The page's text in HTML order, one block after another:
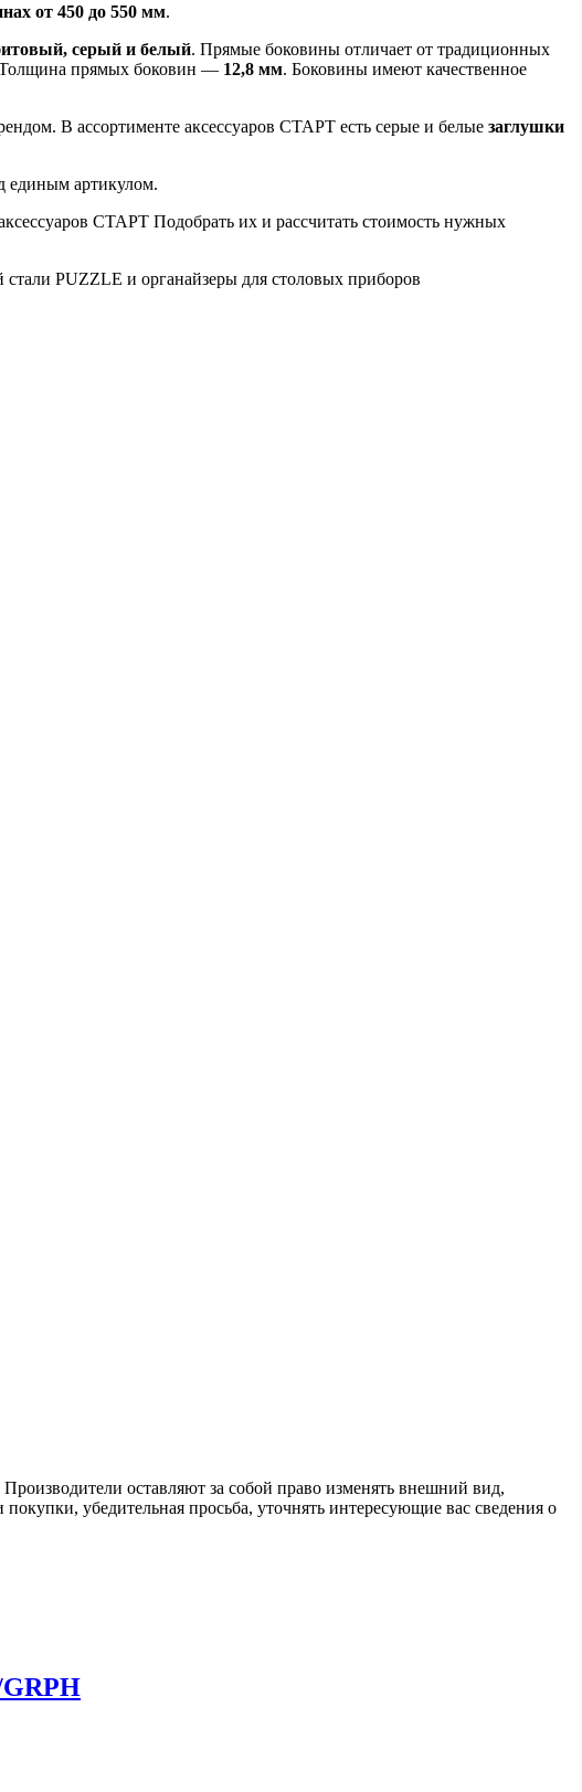
от 450 до 550 мм.
серый и белый. Прямые боковины отличает от традиционных
Толщина прямых боковин — 12,8 мм. Боковины имеют качественное
В ассортименте аксессуаров СТАРТ есть серые и белые заглушки
единым артикулом.
СТАРТ Подобрать их и рассчитать стоимость нужных
PUZZLE и органайзеры для столовых приборов
оставляют за собой право изменять внешний вид,
убедительная просьба, уточнять интересующие вас сведения о